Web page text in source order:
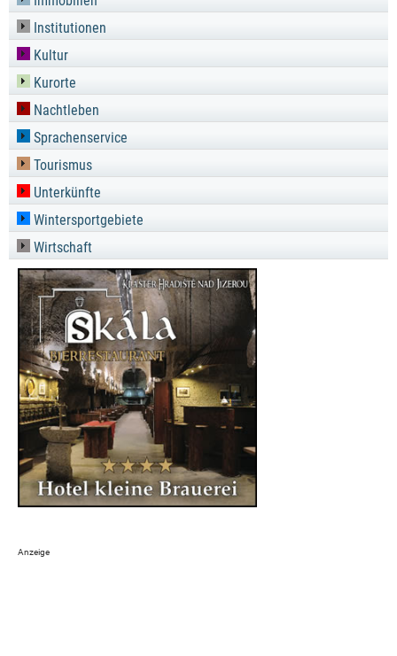
Institutionen
Kultur
Kurorte
Nachtleben
Sprachenservice
Tourismus
Unterkünfte
Wintersportgebiete
Wirtschaft